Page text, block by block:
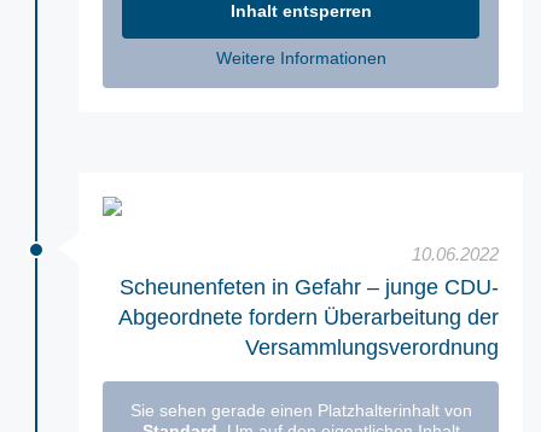
Inhalt entsperren
Weitere Informationen
10.06.2022
Scheunenfeten in Gefahr – junge CDU-
Abgeordnete fordern Überarbeitung der
Versammlungsverordnung
Sie sehen gerade einen Platzhalterinhalt von